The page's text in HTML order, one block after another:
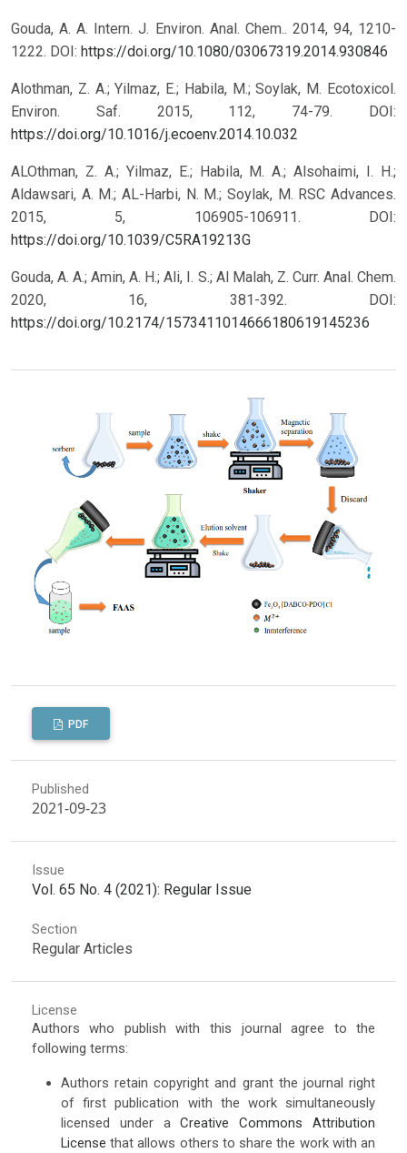
Gouda, A. A. Intern. J. Environ. Anal. Chem.. 2014, 94, 1210-
1222. DOI: https://doi.org/10.1080/03067319.2014.930846
Alothman, Z. A.; Yilmaz, E.; Habila, M.; Soylak, M. Ecotoxicol.
Environ. Saf. 2015, 112, 74-79.
DOI:
https://doi.org/10.1016/j.ecoenv.2014.10.032
ALOthman, Z. A.; Yilmaz, E.; Habila, M. A.; Alsohaimi, I. H.;
Aldawsari, A. M.; AL-Harbi, N. M.; Soylak, M. RSC Advances.
2015, 5, 106905-106911.
DOI:
https://doi.org/10.1039/C5RA19213G
Gouda, A. A.; Amin, A. H.; Ali, I. S.; Al Malah, Z. Curr. Anal. Chem.
2020, 16, 381-392.
DOI:
https://doi.org/10.2174/1573411014666180619145236
PDF
Published
2021-09-23
Issue
Vol. 65 No. 4 (2021): Regular Issue
Section
Regular Articles
License
Authors who publish with this journal agree to the
following terms:
Authors retain copyright and grant the journal right
of first publication with the work simultaneously
licensed under aCreative Commons Attribution
License that allows others to share the work with an